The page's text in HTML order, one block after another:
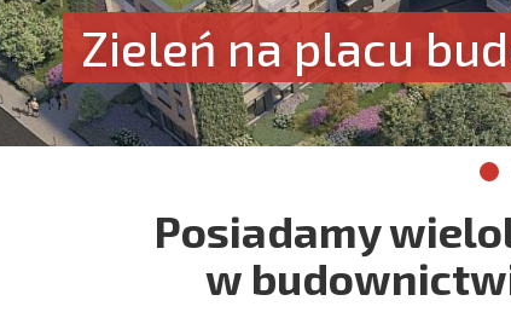
Zieleń na placu
Posiadamy
w